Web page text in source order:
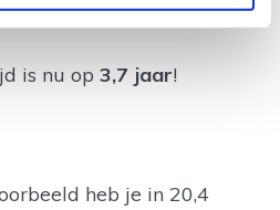
€ 300
is nu op 3,7 jaar!
heb je in 20,4